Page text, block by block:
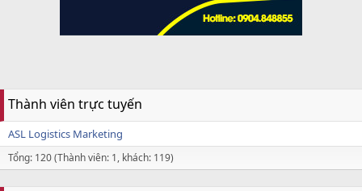
Thành viên trực tuyến
ASL Logistics Marketing
Tổng: 120 (Thành viên: 1, khách: 119)